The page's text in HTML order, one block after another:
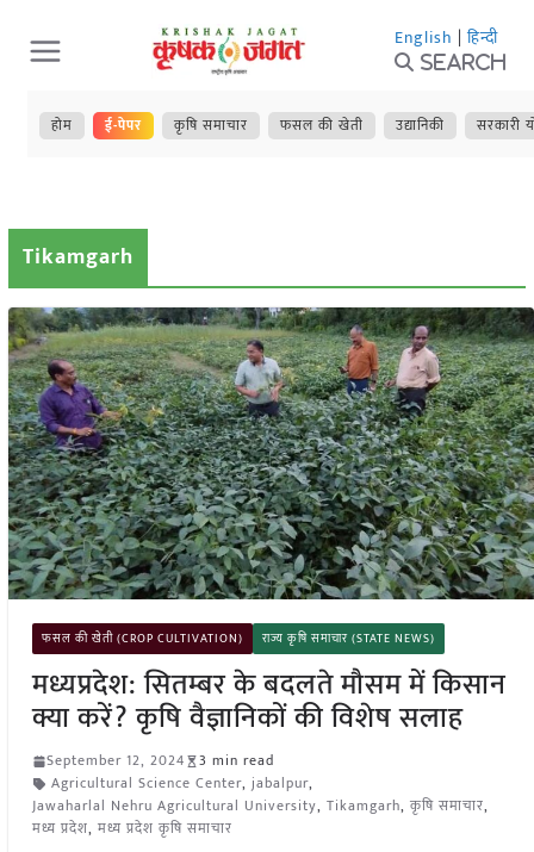
Skip
to
content
English | हिन्दी
Search
होम ई-पेपर कृषि समाचार फसल की खेती उद्यानिकी सरकारी
Tikamgarh
फसल की खेती (CROP CULTIVATION) राज्य कृषि समाचार (STATE NEWS)
मध्यप्रदेश: सितम्बर के बदलते मौसम में किसान
क्या करें? कृषि वैज्ञानिकों की विशेष सलाह
September 12, 2024
3 min read
Agricultural Science Center, jabalpur,
Jawaharlal Nehru Agricultural University, Tikamgarh, कृषि समाचार,
मध्य प्रदेश, मध्य प्रदेश कृषि समाचार